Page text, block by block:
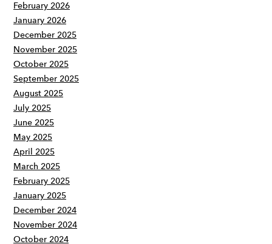
February 2026
January 2026
December 2025
November 2025
October 2025
September 2025
August 2025
July 2025
June 2025
May 2025
April 2025
March 2025
February 2025
January 2025
December 2024
November 2024
October 2024